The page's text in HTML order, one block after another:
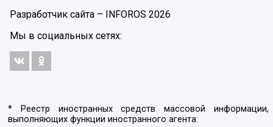
Разработчик сайта – INFOROS 2026
Мы в социальных сетях:
* Реестр иностранных средств массовой информации,
выполняющих функции иностранного агента: